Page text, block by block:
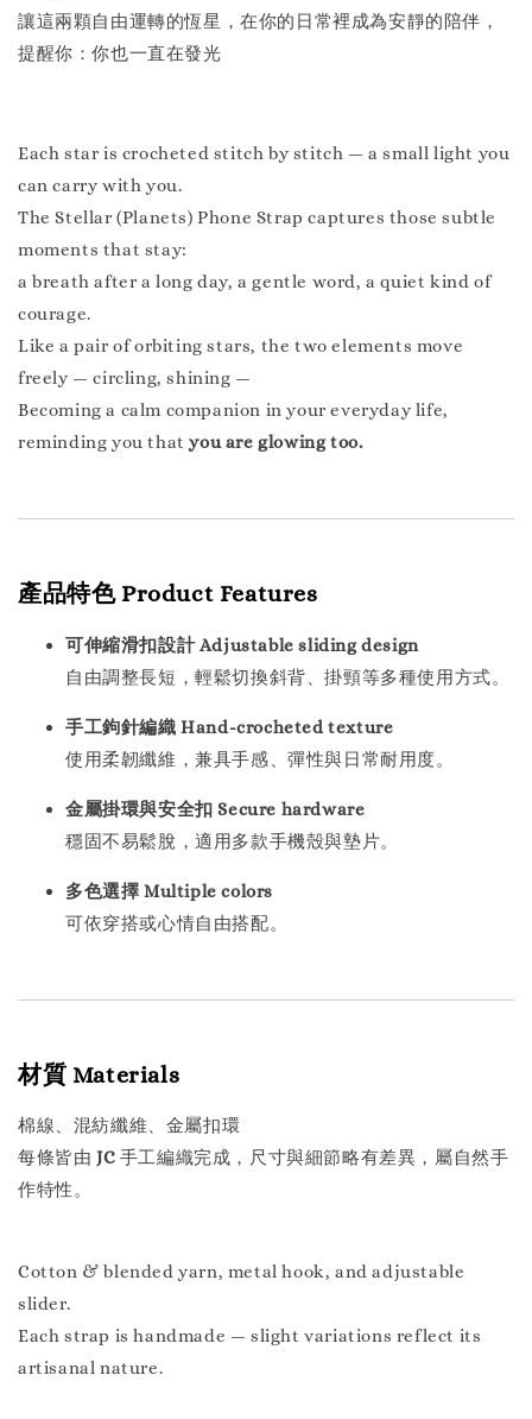
讓這兩顆自由運轉的恆星，在你的日常裡成為安靜的陪伴，
提醒你：你也一直在發光
Each star is crocheted stitch by stitch — a small light you
can carry with you.
The Stellar (Planets) Phone Strap captures those subtle
moments that stay:
a breath after a long day, a gentle word, a quiet kind of
courage.
Like a pair of orbiting stars, the two elements move
freely — circling, shining —
Becoming a calm companion in your everyday life,
reminding you thatyou are glowing too.
產品特色 Product Features
可伸縮滑扣設計 Adjustable sliding design
自由調整長短，輕鬆切換斜背、掛頸等多種使用方式。
手工鉤針編織 Hand-crocheted texture
使用柔韌纖維，兼具手感、彈性與日常耐用度。
金屬掛環與安全扣 Secure hardware
穩固不易鬆脫，適用多款手機殼與墊片。
多色選擇 Multiple colors
可依穿搭或心情自由搭配。
材質 Materials
棉線、混紡纖維、金屬扣環
每條皆由 JC 手工編織完成，尺寸與細節略有差異，屬自然手
作特性。
Cotton & blended yarn, metal hook, and adjustable
slider.
Each strap is handmade — slight variations reflect its
artisanal nature.